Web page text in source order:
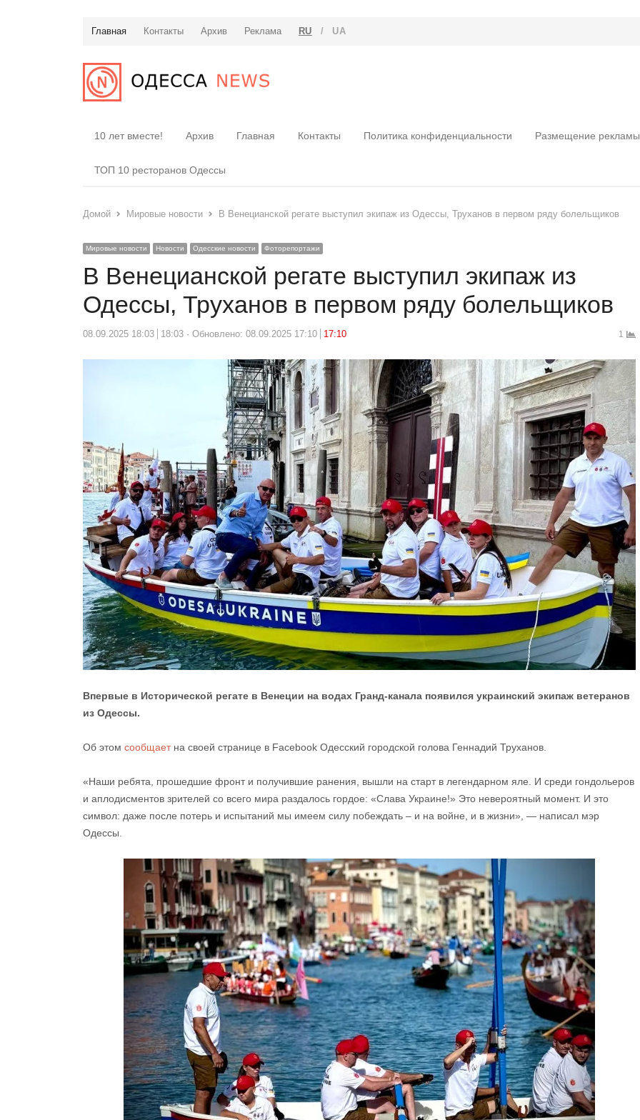
Главная Контакты Архив Реклама RU / UA
10 лет вместе! Архив Главная Контакты Политика конфиденциальности Размещение рекламы
ТОП 10 ресторанов Одессы
Домой Мировые новости В Венецианской регате выступил экипаж из Одессы, Труханов в первом ряду болельщиков
Мировые новости Новости Одесские новости Фоторепортажи
В Венецианской регате выступил экипаж из
Одессы, Труханов в первом ряду болельщиков
08.09.2025 18:03 18:03 Обновлено: 08.09.2025 17:10 17:10 1
Впервые в Исторической регате в Венеции на водах Гранд-канала появился украинский экипаж ветеранов
из Одессы.
Об этом сообщаетна своей странице в Facebook Одесский городской голова Геннадий Труханов.
«Наши ребята, прошедшие фронт и получившие ранения, вышли на старт в легендарном яле. И среди гондольеров
и аплодисментов зрителей со всего мира раздалось гордое: «Слава Украине!» Это невероятный момент. И это
символ: даже после потерь и испытаний мы имеем силу побеждать – и на войне, и в жизни», — написал мэр
Одессы.